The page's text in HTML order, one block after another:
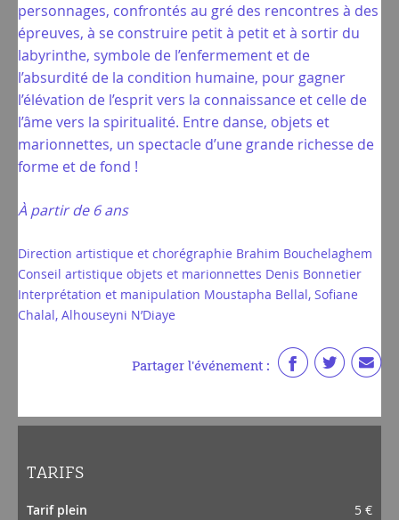
personnages, confrontés au gré des rencontres à des
épreuves, à se construire petit à petit et à sortir du
labyrinthe, symbole de l’enfermement et de
l’absurdité de la condition humaine, pour gagner
l’élévation de l’esprit vers la connaissance et celle de
l’âme vers la spiritualité. Entre danse, objets et
marionnettes, un spectacle d’une grande richesse de
forme et de fond !
À partir de 6 ans
Direction artistique et chorégraphie Brahim Bouchelaghem
Conseil artistique objets et marionnettes Denis Bonnetier
Interprétation et manipulation Moustapha Bellal, Sofiane
Chalal, Alhouseyni N’Diaye
Partager l'événement :
TARIFS
Tarif plein
5 €